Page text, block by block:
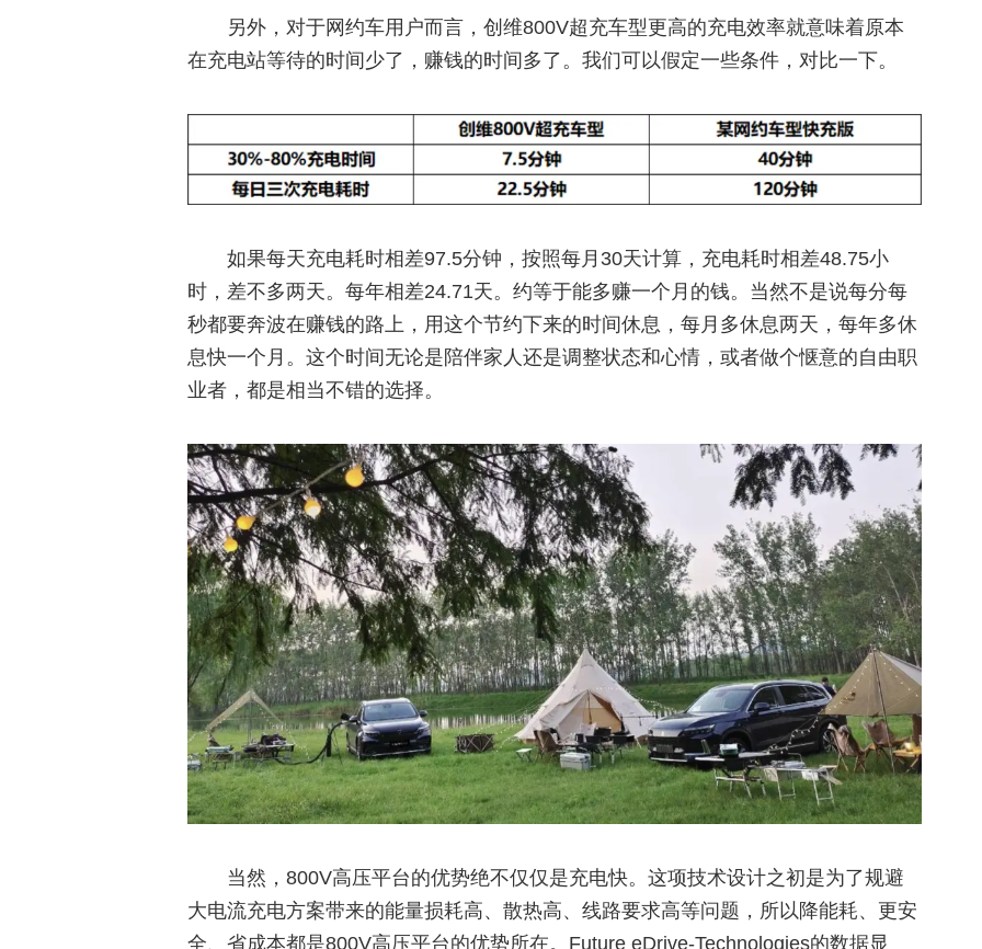
另外，对于网约车用户而言，创维800V超充车型更高的充电效率就意味着原本
在充电站等待的时间少了，赚钱的时间多了。我们可以假定一些条件，对比一下。
如果每天充电耗时相差97.5分钟，按照每月30天计算，充电耗时相差48.75小
时，差不多两天。每年相差24.71天。约等于能多赚一个月的钱。当然不是说每分每
秒都要奔波在赚钱的路上，用这个节约下来的时间休息，每月多休息两天，每年多休
息快一个月。这个时间无论是陪伴家人还是调整状态和心情，或者做个惬意的自由职
业者，都是相当不错的选择。
当然，800V高压平台的优势绝不仅仅是充电快。这项技术设计之初是为了规避
大电流充电方案带来的能量损耗高、散热高、线路要求高等问题，所以降能耗、更安
全、省成本都是800V高压平台的优势所在。Future eDrive-Technologies的数据显